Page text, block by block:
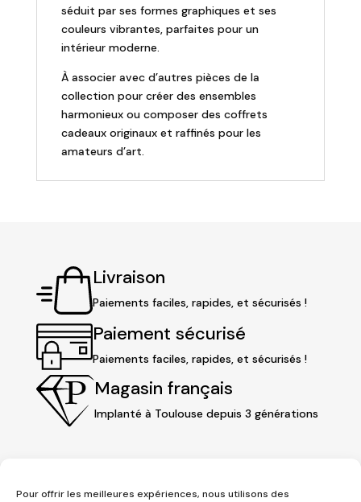
Pour offrir les meilleures expériences, nous utilisons des
séduit par ses formes graphiques et ses
couleurs vibrantes, parfaites pour un
intérieur moderne.
À associer avec d’autres pièces de la
collection pour créer des ensembles
harmonieux ou composer des coffrets
cadeaux originaux et raffinés pour les
amateurs d’art.
Livraison
Paiements faciles, rapides, et sécurisés !
Paiement sécurisé
Paiements faciles, rapides, et sécurisés !
Magasin français
Implanté à Toulouse depuis 3 générations